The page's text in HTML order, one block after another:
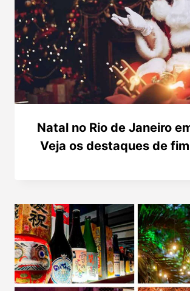
Natal no Rio de Janeiro
Veja os destaques de